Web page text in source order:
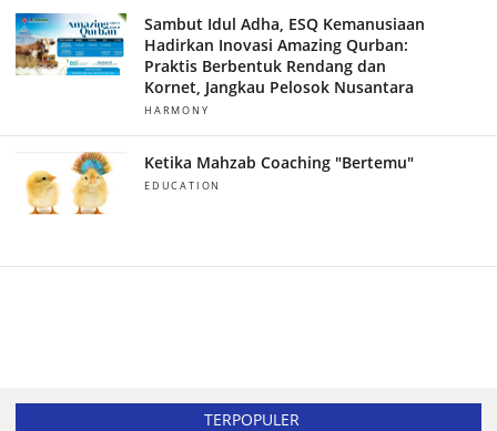
Sambut Idul Adha, ESQ Kemanusiaan
Hadirkan Inovasi Amazing Qurban:
Praktis Berbentuk Rendang dan
Kornet, Jangkau Pelosok Nusantara
HARMONY
Ketika Mahzab Coaching "Bertemu"
EDUCATION
TERPOPULER